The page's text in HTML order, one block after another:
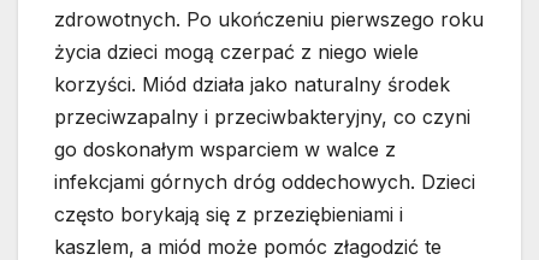
zdrowotnych. Po ukończeniu pierwszego roku
życia dzieci mogą czerpać z niego wiele
korzyści. Miód działa jako naturalny środek
przeciwzapalny i przeciwbakteryjny, co czyni
go doskonałym wsparciem w walce z
infekcjami górnych dróg oddechowych. Dzieci
często borykają się z przeziębieniami i
kaszlem, a miód może pomóc złagodzić te